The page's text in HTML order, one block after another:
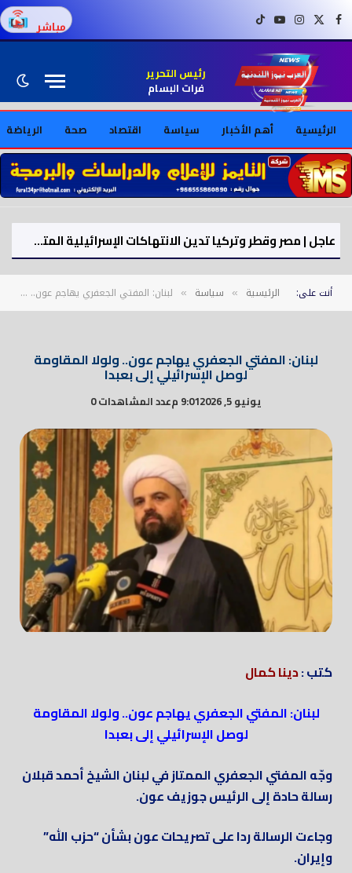
فيسبوكX (Twitter)
إنستغراميوتيوبتيك توك مباشر
رئيس التحرير
فرات البسام
الرئيسية أهم الأخبار سياسة اقتصاد صحة الرياضة
عاجل | مصر وقطر وتركيا تدين الانتهاكات الإسرائيلية المتواصلة في قطاع غزة
أنت على: الرئيسية » سياسة » لبنان: المفتي الجعفري يهاجم عون.. ولولا المقاومة لوصل الإسرائيلي إلى بعبدا
لبنان: المفتي الجعفري يهاجم عون.. ولولا المقاومة
لوصل الإسرائيلي إلى بعبدا
يونيو 5, 2026 9:01 م عدد المشاهدات 0
كتب :دينا كمال
لبنان: المفتي الجعفري يهاجم عون.. ولولا المقاومة
لوصل الإسرائيلي إلى بعبدا
وجّه المفتي الجعفري الممتاز في لبنان الشيخ أحمد قبلان
رسالة حادة إلى الرئيس جوزيف عون.
وجاءت الرسالة ردا على تصريحات عون بشأن “حزب الله”
وإيران.